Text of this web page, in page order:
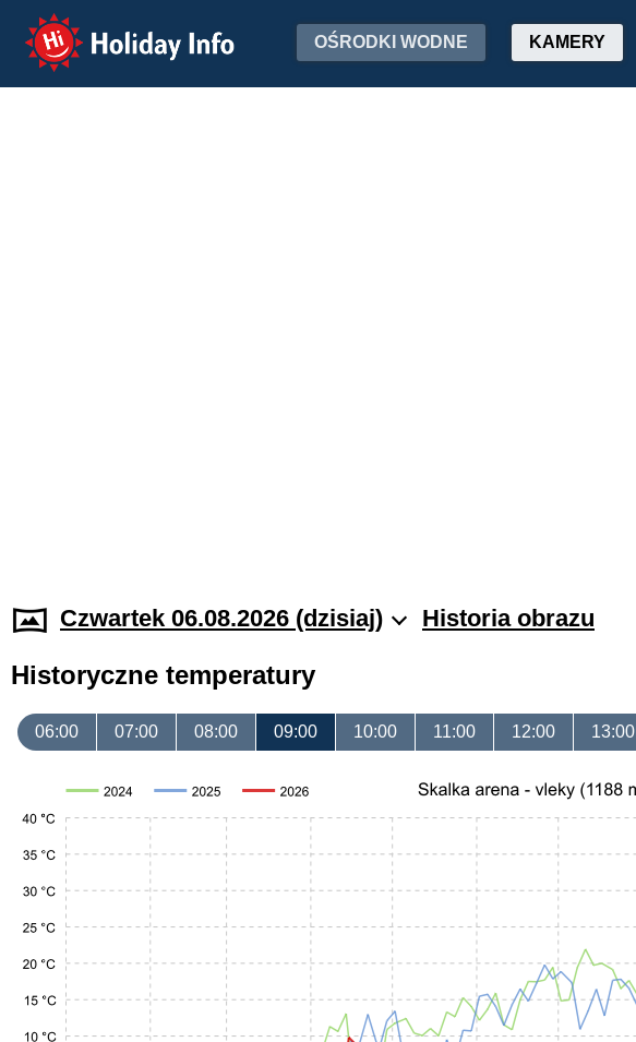
Holiday Info OŚRODKI WODNE KAMERY
Czwartek 06.08.2026 (dzisiaj) Historia obrazu
Historyczne temperatury
06:00 07:00 08:00 09:00 10:00 11:00 12:00 13:00